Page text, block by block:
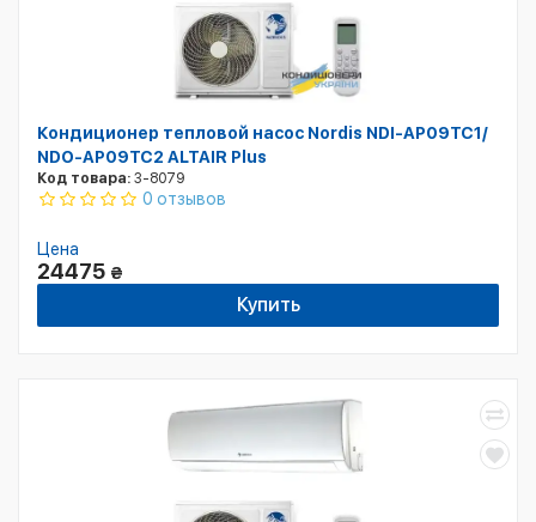
Кондиционер тепловой насос Nordis NDI-AP09TC1/
NDO-AP09TC2 ALTAIR Plus
Код товара: 3-8079
0 отзывов
Цена
24475 ₴
Купить